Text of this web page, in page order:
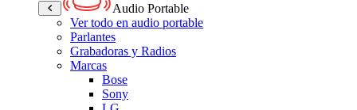
Audio Portable
Ver todo en audio portable
Parlantes
Grabadoras y Radios
Marcas
Bose
Sony